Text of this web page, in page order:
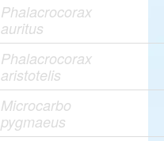
Phalacrocorax
auritus
Phalacrocorax
aristotelis
Microcarbo
pygmaeus